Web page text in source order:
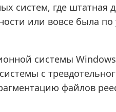
систем, где штатная
или вовсе была
системы
с
файлов